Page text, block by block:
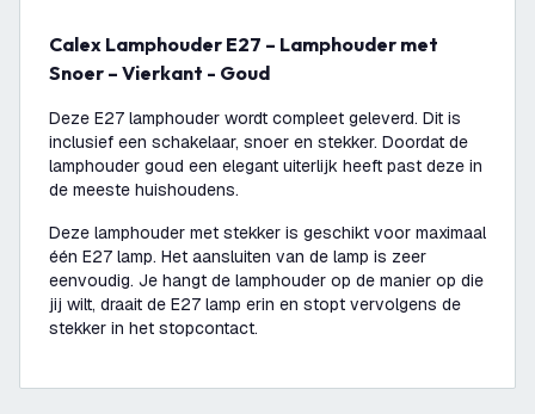
Calex Lamphouder E27 – Lamphouder met
Snoer – Vierkant - Goud
Deze E27 lamphouder wordt compleet geleverd. Dit is
inclusief een schakelaar, snoer en stekker. Doordat de
lamphouder goud een elegant uiterlijk heeft past deze in
de meeste huishoudens.
Deze lamphouder met stekker is geschikt voor maximaal
één E27 lamp. Het aansluiten van de lamp is zeer
eenvoudig. Je hangt de lamphouder op de manier op die
jij wilt, draait de E27 lamp erin en stopt vervolgens de
stekker in het stopcontact.